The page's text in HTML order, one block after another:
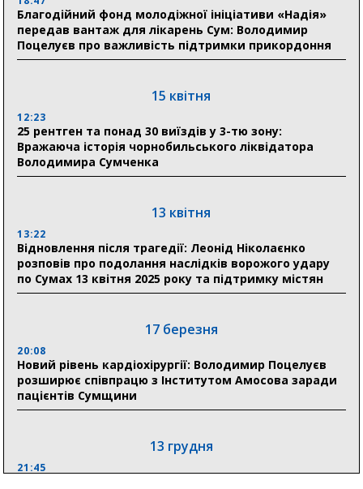
31 липня
Сумщини пояснив, як отримати допомогу на зиму
17:52
«Укрексімбанк» припиняє виплату пенсій: у
Пенсійному фонді Сумщини пояснили, що робити
людям
відзнаки «Почесного громадянина міста Суми»
30 липня
Сумська клінічна лікарня Святого Пантелеймона
здобула головну відзнаку в медичній сфері України
18:33
Олексій Романько долучився до обговорення Плану
стійкості Сумщини з Прем’єр-міністром
Благодійний фонд молодіжної ініціативи «Надія»
передав вантаж для лікарень Сум: Володимир
Поцелуєв про важливість підтримки прикордоння
15 квітня
12:23
25 рентген та понад 30 виїздів у 3-тю зону:
Вражаюча історія чорнобильського ліквідатора
Володимира Сумченка
13 квітня
13:22
Відновлення після трагедії: Леонід Ніколаєнко
розповів про подолання наслідків ворожого удару
по Сумах 13 квітня 2025 року та підтримку містян
17 березня
20:08
Новий рівень кардіохірургії: Володимир Поцелуєв
розширює співпрацю з Інститутом Амосова заради
пацієнтів Сумщини
13 грудня
21:45